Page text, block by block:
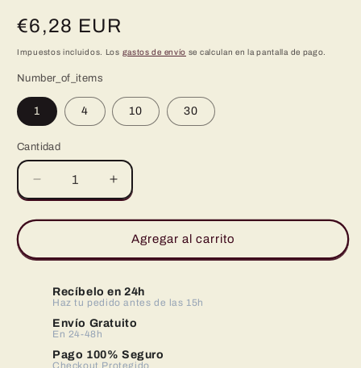
Precio
habitual
€6,28 EUR
Impuestos incluidos. Los gastos de envío se calculan en la pantalla de pago.
Number_of_items
1 4 10 30
Cantidad
Reducir
cantidad
para
de
100
Litros
IAMI
Aumentar
cantidad
para
Bolsas
de
100
Litros
-
Agregar al carrito
Recíbelo en 24h
Haz tu pedido antes de las 15h
Envío Gratuito
En 24-48h
Pago 100% Seguro
Checkout Protegido